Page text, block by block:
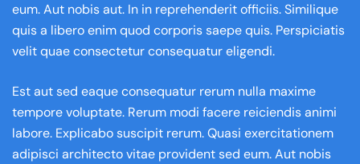
eum. Aut nobis aut. In in reprehenderit officiis. Similique
quis a libero enim quod corporis saepe quis. Perspiciatis
velit quae consectetur consequatur eligendi.
Est aut sed eaque consequatur rerum nulla maxime
tempore voluptate. Rerum modi facere reiciendis animi
labore. Explicabo suscipit rerum. Quasi exercitationem
adipisci architecto vitae provident sed eum. Aut nobis